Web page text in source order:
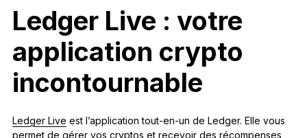
Ledger Live : votre
application crypto
incontournable
Ledger Live est l’application tout-en-un de Ledger. Elle vous
permet de gérer vos cryptos et recevoir des récompenses,